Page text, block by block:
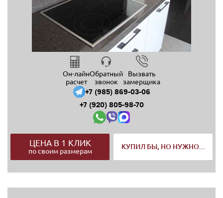
Он-лайн
расчет
Обратный
звонок
Вызвать
замерщика
+7 (985) 869-03-06
+7 (920) 805-98-70
ЦЕНА В 1 КЛИК
по своим размерам
КУПИЛ БЫ, НО НУЖНО...